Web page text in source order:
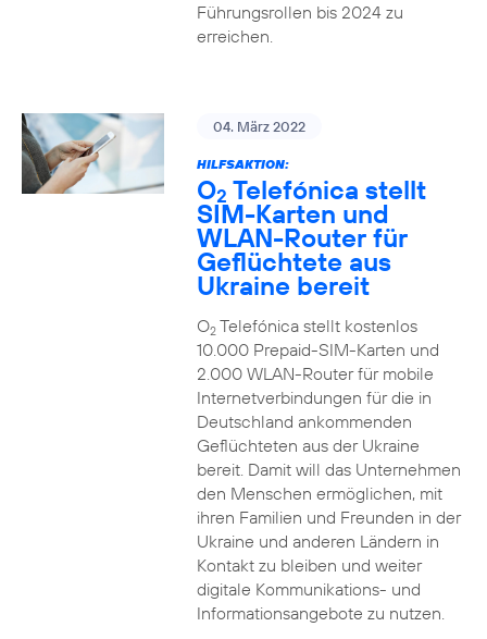
Führungsrollen bis 2024 zu
erreichen.
04. März 2022
HILFSAKTION:
O2 Telefónica stellt
SIM-Karten und
WLAN-Router für
Geflüchtete aus
Ukraine bereit
O2Telefónica stellt kostenlos
10.000 Prepaid-SIM-Karten und
2.000 WLAN-Router für mobile
Internetverbindungen für die in
Deutschland ankommenden
Geflüchteten aus der Ukraine
bereit. Damit will das Unternehmen
den Menschen ermöglichen, mit
ihren Familien und Freunden in der
Ukraine und anderen Ländern in
Kontakt zu bleiben und weiter
digitale Kommunikations- und
Informationsangebote zu nutzen.